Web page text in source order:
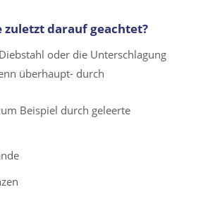
zuletzt darauf geachtet?
oder die Unterschlagung
überhaupt- durch
Beispiel durch geleerte